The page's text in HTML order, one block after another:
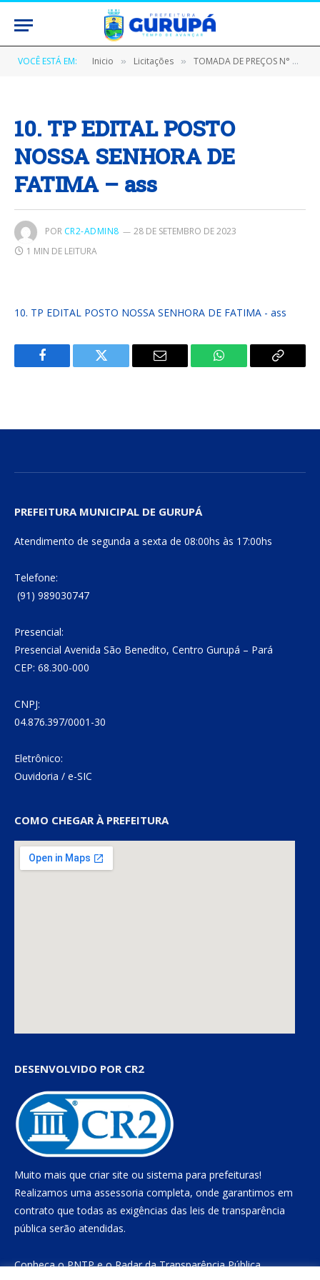
VOCÊ ESTÁ EM: Inicio » Licitações » TOMADA DE PREÇOS N° 61002/2023-CPL/PMG (CONSTRUÇÃO POSTO DE ESTRATÉGIA SAÚDE DA FAMÍLIA NOSSA SENHORA DE FÁTIMA LOCALIZADO NO MUNICÍPIO DE GURUPÁ)
10. TP EDITAL POSTO
NOSSA SENHORA DE
FATIMA – ass
POR CR2-ADMIN8
28 DE SETEMBRO DE 2023
1 MIN DE LEITURA
10. TP EDITAL POSTO NOSSA SENHORA DE FATIMA - ass
Facebook Twitter
E-
WhatsApp Copiar
PREFEITURA MUNICIPAL DE GURUPÁ
Atendimento de segunda a sexta de 08:00hs às 17:00hs
Telefone:
(91) 989030747
Presencial:
Presencial Avenida São Benedito, Centro Gurupá – Pará
CEP: 68.300-000
CNPJ:
04.876.397/0001-30
Eletrônico:
Ouvidoria / e-SIC
COMO CHEGAR À PREFEITURA
DESENVOLVIDO POR CR2
Muito mais que criar site ou sistema para prefeituras!
Realizamos uma assessoria completa, onde garantimos em
contrato que todas as exigências das leis de transparência
pública serão atendidas.
Conheça oPNTPe oRadar da Transparência Pública